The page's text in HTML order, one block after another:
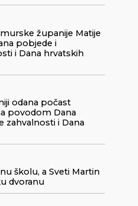
županije Matije
pobjede i
i Dana hrvatskih
odana počast
povodom Dana
zahvalnosti i Dana
školu, a Sveti Martin
dvoranu